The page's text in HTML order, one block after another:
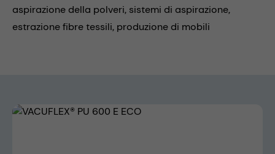
aspirazione della polveri, sistemi di aspirazione,
estrazione fibre tessili, produzione di mobili
Skip image gallery